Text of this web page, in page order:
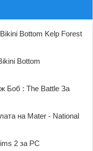
Bottom Kelp Forest
Bottom
Боб : The Battle За
на Mater - National
2 за PC